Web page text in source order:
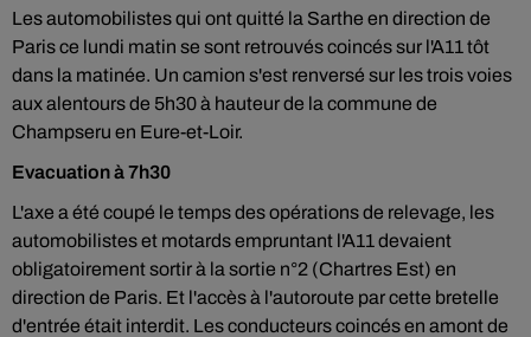
Les automobilistes qui ont quitté la Sarthe en direction de
Paris ce lundi matin se sont retrouvés coincés sur l'A11 tôt
dans la matinée. Un camion s'est renversé sur les trois voies
aux alentours de 5h30 à hauteur de la commune de
Champseru en Eure-et-Loir.
Evacuation à 7h30
L'axe a été coupé le temps des opérations de relevage, les
automobilistes et motards empruntant l'A11 devaient
obligatoirement sortir à la sortie n°2 (Chartres Est) en
direction de Paris. Et l'accès à l'autoroute par cette bretelle
d'entrée était interdit. Les conducteurs coincés en amont de